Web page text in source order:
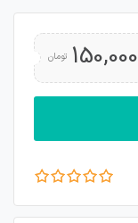
150,000 تومان